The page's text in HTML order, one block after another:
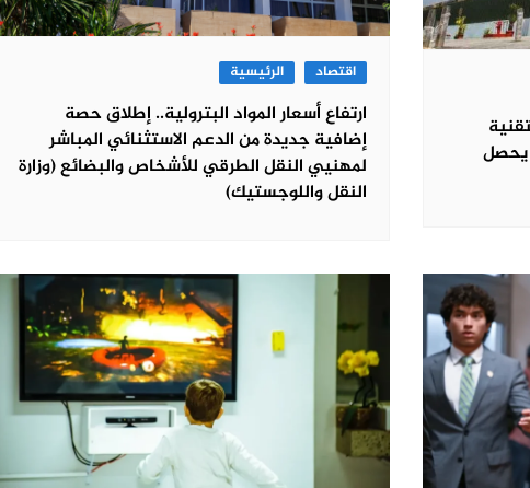
يحصل
اقتصاد الرئيسية
ارتفاع أسعار المواد البترولية.. إطلاق حصة
إضافية جديدة من الدعم الاستثنائي المباشر
لمهنيي النقل الطرقي للأشخاص والبضائع (وزارة
النقل واللوجستيك)